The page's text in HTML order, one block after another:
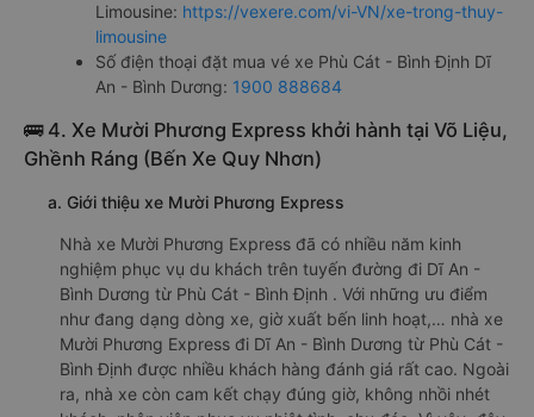
Văn phòng xe Trọng Thủy Limousine ở Phù Cát - Bình
Định:
Xem địa chỉ văn phòng nhà xe Trọng Thủy
Limousine:https://vexere.com/vi-VN/xe-trong-thuy-
limousine
Số điện thoại đặt mua vé xe Phù Cát - Bình Định Dĩ
An - Bình Dương:1900 888684
🚌 4. Xe Mười Phương Express khởi hành tại Võ Liệu,
Ghềnh Ráng (Bến Xe Quy Nhơn)
a. Giới thiệu xe Mười Phương Express
Nhà xe Mười Phương Express đã có nhiều năm kinh
nghiệm phục vụ du khách trên tuyến đường đi Dĩ An -
Bình Dương từ Phù Cát - Bình Định . Với những ưu điểm
như đang dạng dòng xe, giờ xuất bến linh hoạt,… nhà xe